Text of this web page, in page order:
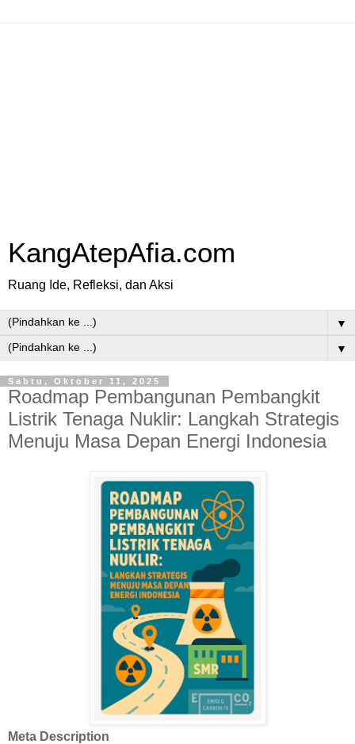
KangAtepAfia.com
Ruang Ide, Refleksi, dan Aksi
▼
▼
Sabtu, Oktober 11, 2025
Roadmap Pembangunan Pembangkit
Listrik Tenaga Nuklir: Langkah Strategis
Menuju Masa Depan Energi Indonesia
Meta Description